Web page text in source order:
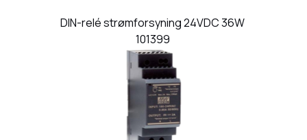
DIN-relé strømforsyning 24VDC 36W
101399